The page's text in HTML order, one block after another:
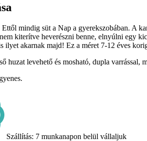
mindig süt a Nap a gyerekszobában. A
kiterítve heverészni benne, elnyúlni egy
ilyet akarnak majd! Ez a méret 7-12 éves
huzat levehető és mosható, dupla varrással,
Szállítás: 7 munkanapon belül vállaljuk